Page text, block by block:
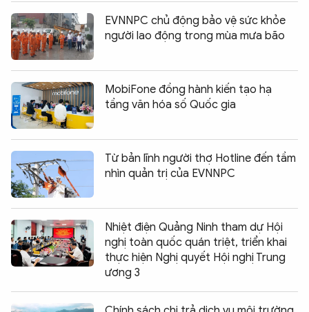
EVNNPC chủ động bảo vệ sức khỏe
người lao động trong mùa mưa bão
MobiFone đồng hành kiến tạo hạ
tầng văn hóa số Quốc gia
Từ bản lĩnh người thợ Hotline đến tầm
nhìn quản trị của EVNNPC
Nhiệt điện Quảng Ninh tham dự Hội
nghị toàn quốc quán triệt, triển khai
thực hiện Nghị quyết Hội nghị Trung
ương 3